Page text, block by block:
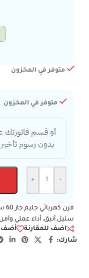
متوفر في المخزون
متوفر في المخزون
-
+
ستيل أنيق، أداء عملي
اضف للمقارنة
أضف
شارك: